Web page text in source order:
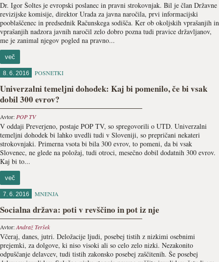
Dr. Igor Šoltes je evropski poslanec in pravni strokovnjak. Bil je član Državne
revizijske komisije, direktor Urada za javna naročila, prvi informacijski
pooblaščenec in predsednik Računskega sodišča. Ker ob okoljskih vprašanjih in
vprašanjih nadzora javnih naročil zelo dobro pozna tudi pravice državljanov,
me je zanimal njegov pogled na pravno...
več
8. 6. 2016 POSNETKI
Univerzalni temeljni dohodek: Kaj bi pomenilo, če bi vsak
dobil 300 evrov?
Avtor: POP TV
V oddaji Preverjeno, postaje POP TV, so spregovorili o UTD. Univerzalni
temeljni dohodek bi lahko uvedli tudi v Sloveniji, so prepričani nekateri
strokovnjaki. Primerna vsota bi bila 300 evrov, to pomeni, da bi vsak
Slovenec, ne glede na položaj, tudi otroci, mesečno dobil dodatnih 300 evrov.
Kaj bi to...
več
7. 6. 2016 MNENJA
Socialna država: poti v revščino in pot iz nje
Avtor:Andraž Teršek
Včeraj, danes, jutri. Deložacije ljudi, posebej tistih z nizkimi osebnimi
prejemki, za dolgove, ki niso visoki ali so celo zelo nizki. Nezakonito
odpuščanje delavcev, tudi tistih zakonsko posebej zaščitenih. Še posebej